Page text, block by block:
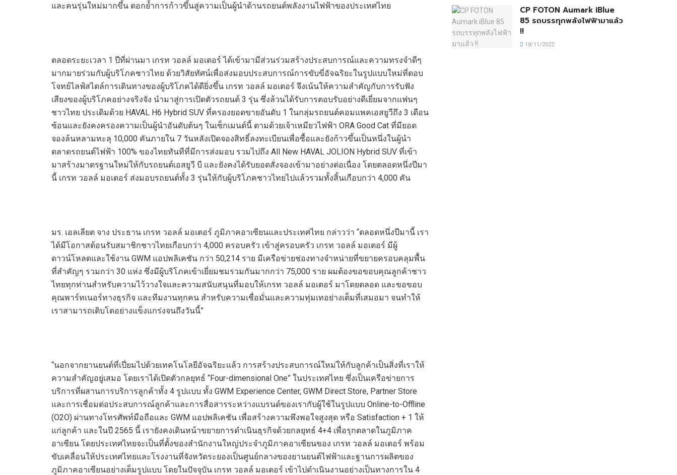
และคนรุ่นใหม่มากขึ้น ตอกย้ำการก้าวขึ้นสู่ความเป็นผู้นำด้านรถยนต์พลังงานไฟฟ้าของประเทศไทย
ตลอดระยะเวลา 1 ปีที่ผ่านมา เกรท วอลล์ มอเตอร์ ได้เข้ามามีส่วนร่วมสร้างประสบการณ์และความทรงจำดีๆ
มากมายร่วมกับผู้บริโภคชาวไทย ด้วยวิสัยทัศน์เพื่อส่งมอบประสบการณ์การขับขี่อัจฉริยะในรูปแบบใหม่ที่ตอบ
โจทย์ไลฟ์สไตล์การเดินทางของผู้บริโภคได้ดียิ่งขึ้น เกรท วอลล์ มอเตอร์ จึงเน้นให้ความสำคัญกับการรับฟัง
เสียงของผู้บริโภคอย่างจริงจัง นำมาสู่การเปิดตัวรถยนต์ 3 รุ่น ซึ่งล้วนได้รับการตอบรับอย่างดีเยี่ยมจากแฟนๆ
ชาวไทย ประเดิมด้วย HAVAL H6 Hybrid SUV ที่ครองยอดขายอันดับ 1 ในกลุ่มรถยนต์คอมแพคเอสยูวีถึง 3 เดือน
ซ้อนและยังคงครองความเป็นผู้นำอันดับต้นๆ ในเซ็กเมนต์นี้ ตามด้วยเจ้าเหมียวไฟฟ้า ORA Good Cat ที่มียอด
จองล้นหลามทะลุ 10,000 คันภายใน 7 วันหลังเปิดจองสิทธิ์ลงทะเบียนเพื่อซื้อและยังก้าวขึ้นเป็นหนึ่งในผู้นำ
ตลาดรถยนต์ไฟฟ้า 100% ของไทยทันทีที่มีการส่งมอบ รวมไปถึง All New HAVAL JOLION Hybrid SUV ที่เข้า
มาสร้างมาตรฐานใหม่ให้กับรถยนต์เอสยูวี บี และยังคงได้รับยอดสั่งจองเข้ามาอย่างต่อเนื่อง โดยตลอดหนึ่งปีมา
นี้ เกรท วอลล์ มอเตอร์ ส่งมอบรถยนต์ทั้ง 3 รุ่นให้กับผู้บริโภคชาวไทยไปแล้วรวมทั้งสิ้นเกือบกว่า 4,000 คัน
มร. เอลเลียต จาง ประธาน เกรท วอลล์ มอเตอร์ ภูมิภาคอาเซียนและประเทศไทย กล่าวว่า “ตลอดหนึ่งปีมานี้ เรา
ได้มีโอกาสต้อนรับสมาชิกชาวไทยเกือบกว่า 4,000 ครอบครัว เข้าสู่ครอบครัว เกรท วอลล์ มอเตอร์ มีผู้
ดาวน์โหลดและใช้งาน GWM แอปพลิเคชัน กว่า 50,214 ราย มีเครือข่ายช่องทางจำหน่ายที่ขยายครอบคลุมพื้น
ที่สำคัญๆ รวมกว่า 30 แห่ง ซึ่งมีผู้บริโภคเข้าเยี่ยมชมรวมกันมากกว่า 75,000 ราย ผมต้องขอขอบคุณลูกค้าชาว
ไทยทุกท่านสำหรับความไว้วางใจและความสนับสนุนที่มอบให้เกรท วอลล์ มอเตอร์ มาโดยตลอด และขอขอบ
คุณพาร์ทเนอร์ทางธุรกิจ และทีมงานทุกคน สำหรับความเชื่อมั่นและความทุ่มเทอย่างเต็มที่เสมอมา จนทำให้
เราสามารถเติบโตอย่างแข็งแกร่งจนถึงวันนี้”
“นอกจากยานยนต์ที่เปี่ยมไปด้วยเทคโนโลยีอัจฉริยะแล้ว การสร้างประสบการณ์ใหม่ให้กับลูกค้าเป็นสิ่งที่เราให้
ความสำคัญอยู่เสมอ โดยเราได้เปิดตัวกลยุทธ์ “Four-dimensional One” ในประเทศไทย ซึ่งเป็นเครือข่ายการ
บริการที่ผสานการบริการลูกค้าทั้ง 4 รูปแบบ ทั้ง GWM Experience Center, GWM Direct Store, Partner Store
และการเชื่อมต่อประสบการณ์ลูกค้าและการสื่อสารระหว่างแบรนด์ของเรากับผู้ใช้ในรูปแบบ Online-to-Offline
(O2O) ผ่านทางโทรศัพท์มือถือและ GWM แอปพลิเคชัน เพื่อสร้างความพึงพอใจสูงสุด หรือ Satisfaction + 1 ให้
แก่ลูกค้า และในปี 2565 นี้ เรายังคงเดินหน้าขยายการดำเนินธุรกิจด้วยกลยุทธ์ 4+4 เพื่อรุกตลาดในภูมิภาค
อาเซียน โดยประเทศไทยจะเป็นที่ตั้งของสำนักงานใหญ่ประจำภูมิภาคอาเซียนของ เกรท วอลล์ มอเตอร์ พร้อม
ขับเคลื่อนให้ประเทศไทยและโรงงานที่จังหวัดระยองเป็นศูนย์กลางของยานยนต์ไฟฟ้าและฐานการผลิตของ
ภูมิภาคอาเซียนอย่างเต็มรูปแบบ โดยในปัจจุบัน เกรท วอลล์ มอเตอร์ เข้าไปดำเนินงานอย่างเป็นทางการใน 4
CP FOTON Aumark iBlue
85 รถบรรทุกพลังไฟฟ้ามาแล้ว
!!
18/11/2022